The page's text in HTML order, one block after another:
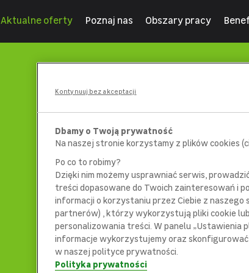
Aktualne oferty Poznaj nas Obszary pracy
Dbamy o Twoją prywatność
Na naszej stronie korzystamy z plików cookies
Po co to robimy?
Dzięki nim możemy usprawniać serwis,
treści dopasowane do Twoich zainteresowań i
informacji o korzystaniu przez Ciebie z naszego
partnerów) , którzy wykorzystują pliki cookie
personalizowania treści. W panelu „Ustawienia
informacje wykorzystujemy oraz
w naszej polityce prywatności.
Polityka prywatności
Kontynuuj bez akceptacji